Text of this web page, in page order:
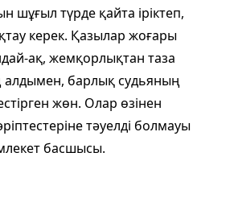
шұғыл түрде қайта іріктеп,
керек. Қазылар жоғары
ақ, жемқорлықтан таза
алдымен, барлық судьяның
жөн. Олар өзінен
тәуелді болмауы
басшысы.